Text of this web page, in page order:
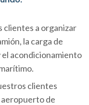
clientes a organizar
la carga de
acondicionamiento
clientes
de